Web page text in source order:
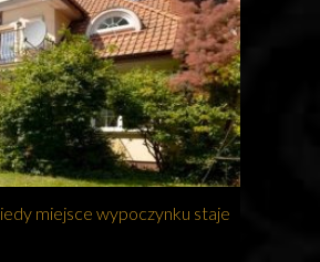
miejsce wypoczynku staje